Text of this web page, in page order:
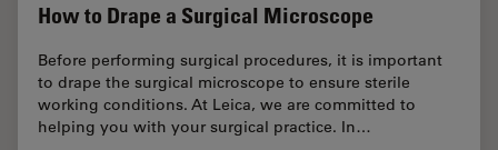
How to Drape a Surgical Microscope
Before performing surgical procedures, it is important
to drape the surgical microscope to ensure sterile
working conditions. At Leica, we are committed to
helping you with your surgical practice. In…